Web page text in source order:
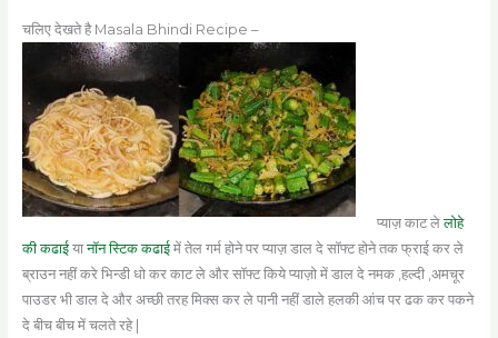
चलिए देखते है Masala Bhindi Recipe –
प्याज़ काट लेलोहे
की कढाईयानॉन स्टिक कढाईमें तेल गर्म होने पर प्याज़ डाल दे सॉफ्ट होने तक फ्राई कर ले
ब्राउन नहीं करे भिन्डी धो कर काट ले और सॉफ्ट किये प्याज़ो में डाल दे नमक ,हल्दी ,अमचूर
पाउडर भी डाल दे और अच्छी तरह मिक्स कर ले पानी नहीं डाले हलकी आंच पर ढक कर पकने
दे बीच बीच में चलते रहे |